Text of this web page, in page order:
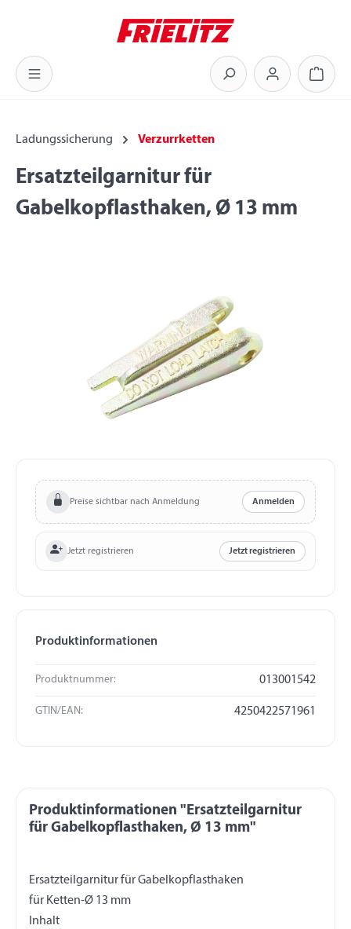
Zum Hauptinhalt springen
Ladungssicherung Verzurrketten
Ersatzteilgarnitur für
Gabelkopflasthaken, Ø 13 mm
Preise sichtbar nach Anmeldung Anmelden
Jetzt registrieren Jetzt registrieren
Produktinformationen
Produktnummer: 013001542
GTIN/EAN: 4250422571961
Produktinformationen "Ersatzteilgarnitur
für Gabelkopflasthaken, Ø 13 mm"
Ersatzteilgarnitur für Gabelkopflasthaken
für Ketten-Ø 13 mm
Inhalt